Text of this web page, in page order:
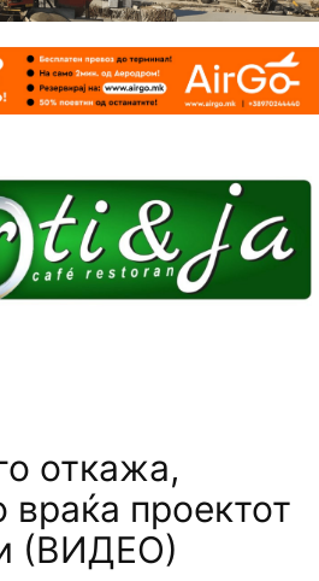
откажа,
враќа проектот
(ВИДЕО)